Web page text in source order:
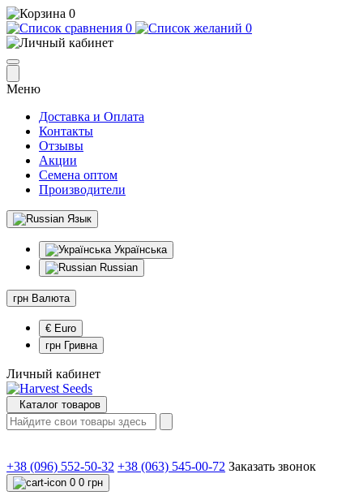
0
0
0
Меню
Доставка и Оплата
Контакты
Отзывы
Акции
Семена оптом
Производители
Язык
Українська
Russian
грн Валюта
€ Euro
грн Гривна
Личный кабинет
Каталог товаров
+38 (096) 552-50-32 +38 (063) 545-00-72 Заказать звонок
0 0 грн